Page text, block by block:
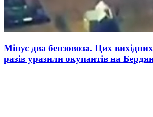
Мінус два бензовоза. Цих
разів уразили окупантів на